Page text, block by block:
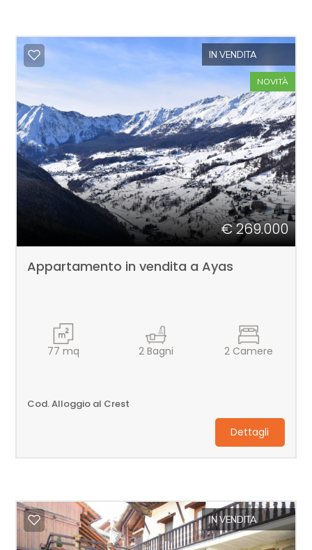
IN VENDITA
NOVITÀ
€ 269.000
Appartamento in vendita a Ayas
77 mq 2Bagni 2 Camere
Cod. Alloggio al Crest
Dettagli
IN VENDITA